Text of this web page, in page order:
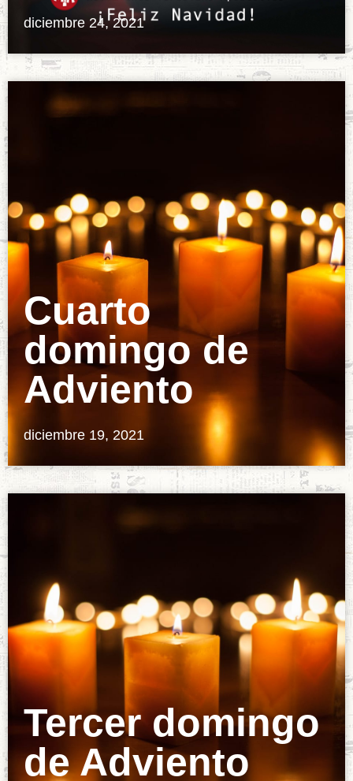
diciembre 24, 2021
Cuarto
domingo de
Adviento
diciembre 19, 2021
Tercer domingo
de Adviento